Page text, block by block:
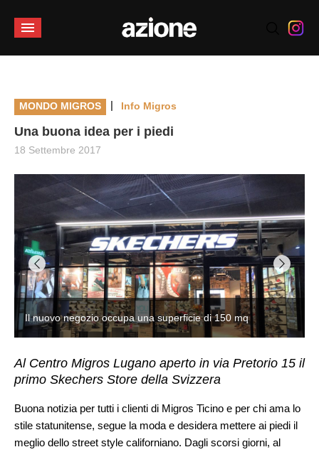
MONDO MIGROS | Info Migros
Una buona idea per i piedi
18 Settembre 2017
Il nuovo negozio occupa una superficie di 150 mq
Al Centro Migros Lugano aperto in via Pretorio 15 il
primo Skechers Store della Svizzera
Buona notizia per tutti i clienti di Migros Ticino e per chi ama lo
stile statunitense, segue la moda e desidera mettere ai piedi il
meglio dello street style californiano. Dagli scorsi giorni, al